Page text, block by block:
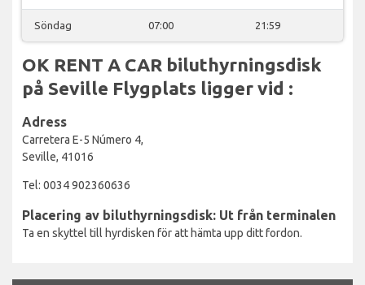
Söndag 07:00 21:59
OK RENT A CAR biluthyrningsdisk
på Seville Flygplats ligger vid :
Adress
Carretera E-5 Número 4,
Seville, 41016
Tel: 0034 902360636
Placering av biluthyrningsdisk: Ut från terminalen
Ta en skyttel till hyrdisken för att hämta upp ditt fordon.